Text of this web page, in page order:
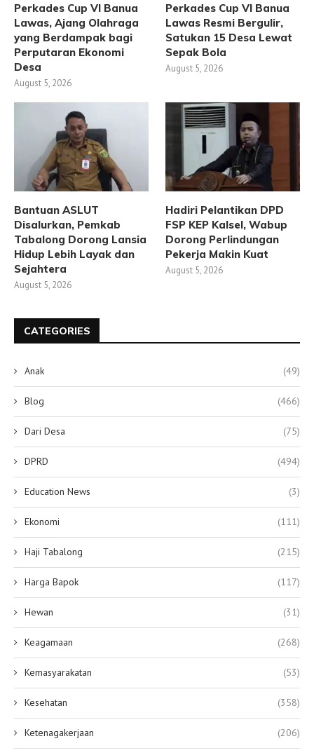
Perkades Cup VI Banua
Lawas, Ajang Olahraga
yang Berdampak bagi
Perputaran Ekonomi
Desa
August 5, 2026
Perkades Cup VI Banua
Lawas Resmi Bergulir,
Satukan 15 Desa Lewat
Sepak Bola
August 5, 2026
Bantuan ASLUT
Disalurkan, Pemkab
Tabalong Dorong Lansia
Hidup Lebih Layak dan
Sejahtera
August 5, 2026
Hadiri Pelantikan DPD
FSP KEP Kalsel, Wabup
Dorong Perlindungan
Pekerja Makin Kuat
August 5, 2026
CATEGORIES
Anak (49)
Blog (466)
Dari Desa (75)
DPRD (494)
Education News (3)
Ekonomi (111)
Haji Tabalong (215)
Harga Bapok (117)
Hewan (31)
Keagamaan (268)
Kemasyarakatan (53)
Kesehatan (358)
Ketenagakerjaan (206)